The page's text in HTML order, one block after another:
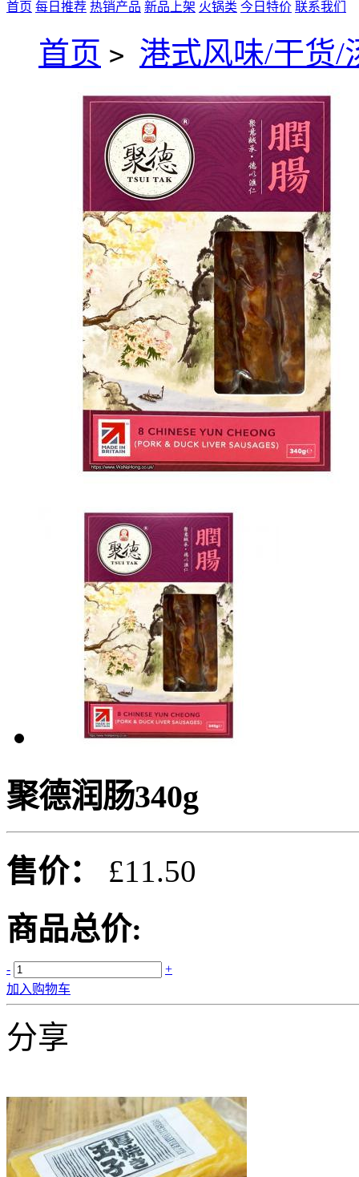
首页 每日推荐 热销产品 新品上架 火锅类 今日特价 联系我们
首页 > 港式风味/干货/
聚德润肠340g
售价：
£11.50
商品总价:
-
+
加入购物车
分享